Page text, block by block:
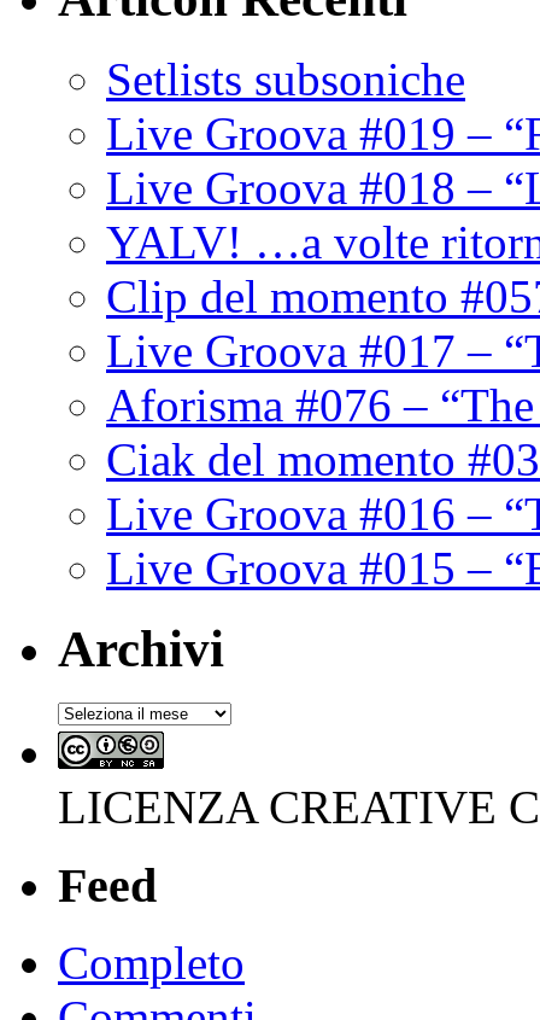
Setlists subsoniche
Live Groova #019 –
Live Groova #018 –
YALV! …a volte
Clip del momento
Live Groova #017 –
Aforisma #076 –
Ciak del momento
Live Groova #016 –
Live Groova #015 –
Archivi
Archivi
LICENZA CREATIVE
Feed
Completo